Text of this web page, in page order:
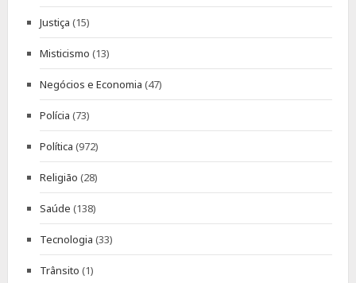
Justiça (15)
Misticismo (13)
Negócios e Economia (47)
Polícia (73)
Política (972)
Religião (28)
Saúde (138)
Tecnologia (33)
Trânsito (1)